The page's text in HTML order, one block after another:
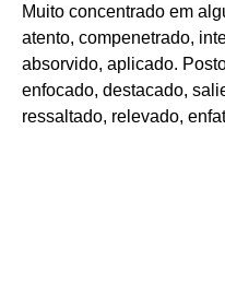
Muito concentrado em
atento, compenetrado,
absorvido, aplicado.
enfocado, destacado,
ressaltado, relevado,